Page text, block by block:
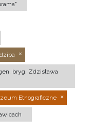
bryg. Zdzisława
Etnograficzne